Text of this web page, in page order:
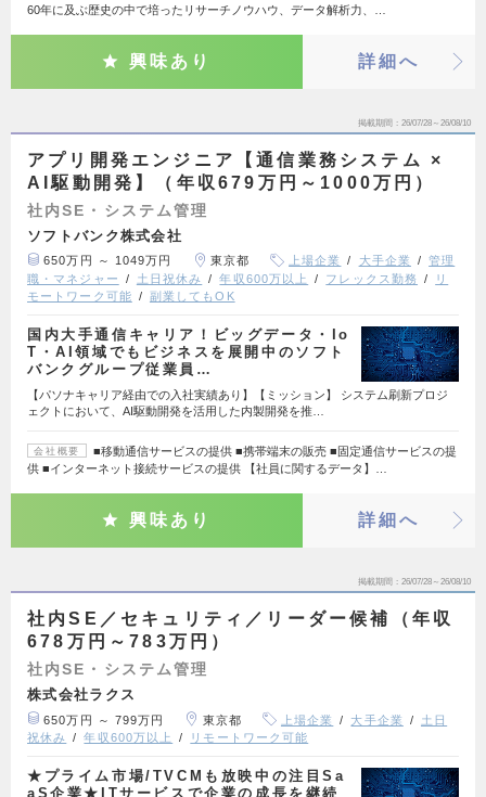
60年に及ぶ歴史の中で培ったリサーチノウハウ、データ解析力、…
興味あり 詳細へ
掲載期間 26/07/28～26/08/10
アプリ開発エンジニア【通信業務システム ×
AI駆動開発】（年収679万円～1000万円）
社内SE・システム管理
ソフトバンク株式会社
650万円 ～ 1049万円 東京都 上場企業 大手企業
管理
職・マネジャー
土日祝休み 年収600万以上 フレックス勤務
リ
モートワーク可能
副業してもOK
国内大手通信キャリア！ビッグデータ・Io
T・AI領域でもビジネスを展開中のソフト
バンクグループ従業員…
【パソナキャリア経由での入社実績あり】【ミッション】 システム刷新プロジ
ェクトにおいて、AI駆動開発を活用した内製開発を推…
会社概要
■移動通信サービスの提供 ■携帯端末の販売 ■固定通信サービスの提
供 ■インターネット接続サービスの提供 【社員に関するデータ】…
興味あり 詳細へ
掲載期間 26/07/28～26/08/10
社内SE／セキュリティ／リーダー候補（年収
678万円～783万円）
社内SE・システム管理
株式会社ラクス
650万円 ～ 799万円 東京都 上場企業 大手企業
土日
祝休み
年収600万以上 リモートワーク可能
★プライム市場/TVCMも放映中の注目Sa
aS企業★ITサービスで企業の成長を継続